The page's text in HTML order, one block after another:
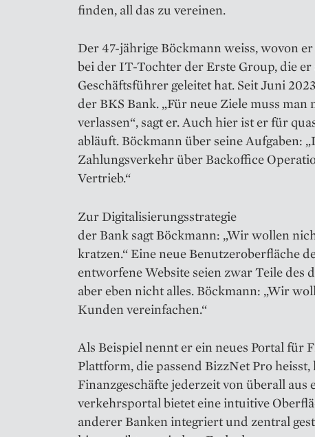
finden, all das zu vereinen.
Der 47-jährige Böckmann weiss, wovon
bei der IT-Tochter der Erste Group, die er
Geschäfts­führer geleitet hat. Seit Juni
der BKS Bank. „Für neue Ziele muss man
verlassen“, sagt er. Auch hier ist er für
abläuft. Böckmann über seine Aufgaben:
Zahlungsverkehr über Backoffice
Vertrieb.“
Zur Digitalisierungsstrategie
der Bank sagt Böckmann: „Wir wollen
kratzen.“ Eine neue Benutzeroberfläche
entwor­fene Website seien zwar Teile des
aber eben nicht alles. Böckmann: „Wir
Kunden vereinfachen.“
Als Beispiel nennt er ein neues Portal für
Plattform, die passend BizzNet Pro
Finanzgeschäfte jederzeit von überall
verkehrsportal bietet eine intuitive
anderer Banken integriert und zentral